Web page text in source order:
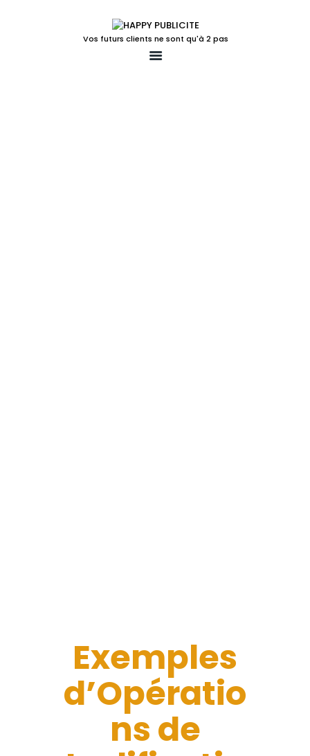
Vos futurs clients ne sont qu'à 2 pas
Exemples
d’Opératio
ns de